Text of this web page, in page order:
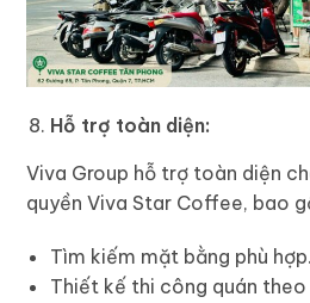
Hỗ trợ toàn diện:
Viva Group hỗ trợ toàn diện
quyền Viva Star Coffee, bao
Tìm kiếm mặt bằng phù hợp.
Thiết kế thi công quán